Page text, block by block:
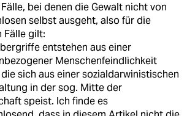
bei denen die Gewalt nicht von
selbst ausgeht, also für die
Fälle gilt:
entstehen aus einer
Menschenfeindlichkeit
sich aus einer sozialdarwinistischen
in der sog. Mitte der
speist. Ich finde es